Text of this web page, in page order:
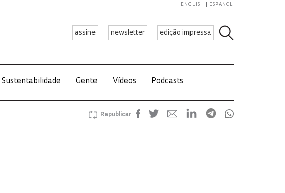
assine newsletter edição impressa
ENGLISH ESPAÑOL
Sustentabilidade Gente Vídeos Podcasts
Republicar